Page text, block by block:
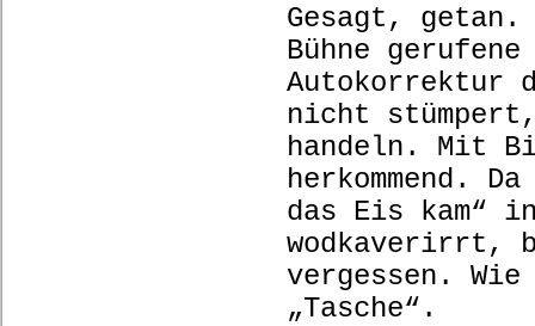
Gesagt,
Bühne gerufene
Autokorrektur
nicht
handeln. Mit
herkommend.
das Eis kam“
wodkaverirrt,
vergessen. Wie
„Tasche“.